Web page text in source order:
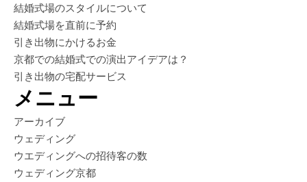
結婚式場のスタイルについて
結婚式場を直前に予約
引き出物にかけるお金
京都での結婚式での演出アイデアは？
引き出物の宅配サービス
メニュー
アーカイブ
ウェディング
ウエディングへの招待客の数
ウェディング京都